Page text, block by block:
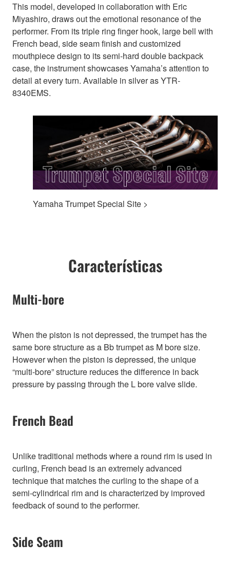
This model, developed in collaboration with Eric
Miyashiro, draws out the emotional resonance of the
performer. From its triple ring finger hook, large bell with
French bead, side seam finish and customized
mouthpiece design to its semi-hard double backpack
case, the instrument showcases Yamaha’s attention to
detail at every turn. Available in silver as YTR-
8340EMS.
Yamaha Trumpet Special Site >
Características
Multi-bore
When the piston is not depressed, the trumpet has the
same bore structure as a Bb trumpet as M bore size.
However when the piston is depressed, the unique
“multi-bore” structure reduces the difference in back
pressure by passing through the L bore valve slide.
French Bead
Unlike traditional methods where a round rim is used in
curling, French bead is an extremely advanced
technique that matches the curling to the shape of a
semi-cylindrical rim and is characterized by improved
feedback of sound to the performer.
Side Seam